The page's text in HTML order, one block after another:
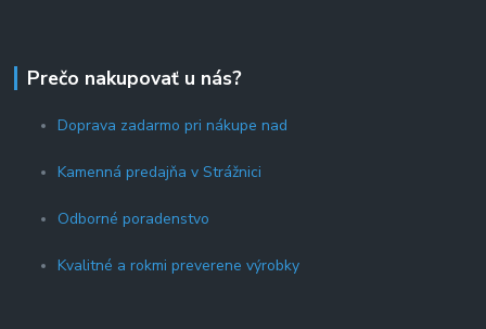
Prečo nakupovať u nás?
Doprava zadarmo pri nákupe nad
Kamenná predajňa v Strážnici
Odborné poradenstvo
Kvalitné a rokmi preverene výrobky